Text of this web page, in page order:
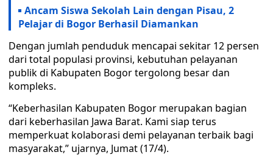
Ancam Siswa Sekolah Lain dengan Pisau, 2
Pelajar di Bogor Berhasil Diamankan
Dengan jumlah penduduk mencapai sekitar 12 persen
dari total populasi provinsi, kebutuhan pelayanan
publik di Kabupaten Bogor tergolong besar dan
kompleks.
“Keberhasilan Kabupaten Bogor merupakan bagian
dari keberhasilan Jawa Barat. Kami siap terus
memperkuat kolaborasi demi pelayanan terbaik bagi
masyarakat,” ujarnya, Jumat (17/4).